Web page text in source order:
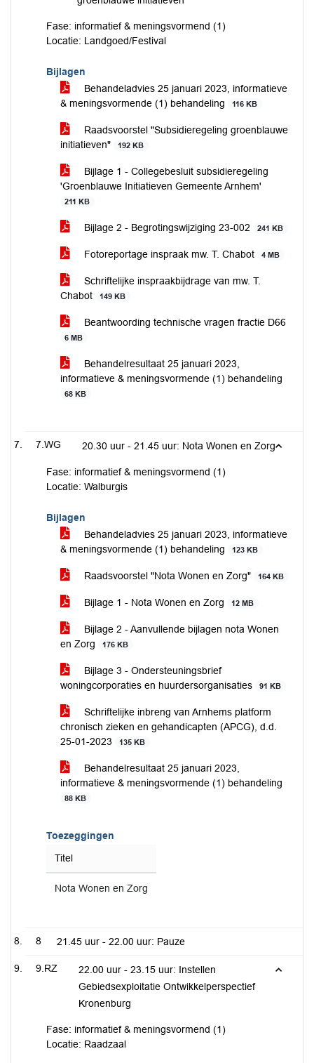
Fase: informatief & meningsvormend (1)
Locatie: Landgoed/Festival
Bijlagen
Behandeladvies 25 januari 2023, informatieve
& meningsvormende (1) behandeling
116 KB
Raadsvoorstel "Subsidieregeling groenblauwe
initiatieven"
192 KB
Bijlage 1 - Collegebesluit subsidieregeling
'Groenblauwe Initiatieven Gemeente Arnhem'
211 KB
Bijlage 2 - Begrotingswijziging 23-002 241 KB
Fotoreportage inspraak mw. T. Chabot 4 MB
Schriftelijke inspraakbijdrage van mw. T.
Chabot
149 KB
Beantwoording technische vragen fractie D66
6 MB
Behandelresultaat 25 januari 2023,
informatieve & meningsvormende (1) behandeling
68 KB
7.WG 20.30 uur - 21.45 uur: Nota Wonen en Zorg
Fase: informatief & meningsvormend (1)
Locatie: Walburgis
Bijlagen
Behandeladvies 25 januari 2023, informatieve
& meningsvormende (1) behandeling
123 KB
Raadsvoorstel "Nota Wonen en Zorg" 164 KB
Bijlage 1 - Nota Wonen en Zorg 12 MB
Bijlage 2 - Aanvullende bijlagen nota Wonen
en Zorg
176 KB
Bijlage 3 - Ondersteuningsbrief
woningcorporaties en huurdersorganisaties
91 KB
Schriftelijke inbreng van Arnhems platform
chronisch zieken en gehandicapten (APCG), d.d.
25-01-2023
135 KB
Behandelresultaat 25 januari 2023,
informatieve & meningsvormende (1) behandeling
88 KB
Toezeggingen
Titel
Nota Wonen en Zorg
8 21.45 uur - 22.00 uur: Pauze
9.RZ
22.00 uur - 23.15 uur: Instellen
Gebiedsexploitatie Ontwikkelperspectief
Kronenburg
Fase: informatief & meningsvormend (1)
Locatie: Raadzaal